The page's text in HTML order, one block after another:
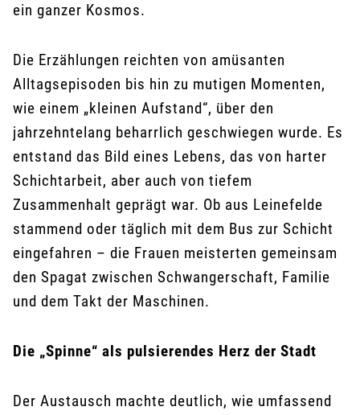
ein ganzer Kosmos.
Die Erzählungen reichten von amüsanten
Alltagsepisoden bis hin zu mutigen Momenten,
wie einem „kleinen Aufstand“, über den
jahrzehntelang beharrlich geschwiegen wurde. Es
entstand das Bild eines Lebens, das von harter
Schichtarbeit, aber auch von tiefem
Zusammenhalt geprägt war. Ob aus Leinefelde
stammend oder täglich mit dem Bus zur Schicht
eingefahren – die Frauen meisterten gemeinsam
den Spagat zwischen Schwangerschaft, Familie
und dem Takt der Maschinen.
Die „Spinne“ als pulsierendes Herz der Stadt
Der Austausch machte deutlich, wie umfassend